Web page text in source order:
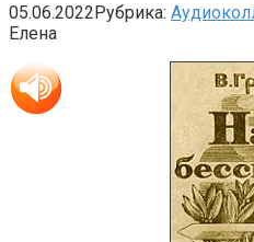
05.06.2022Рубрика:
Елена